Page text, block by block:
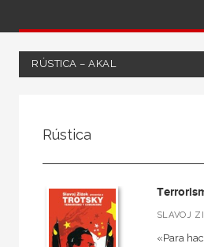
RÚSTICA – AKAL
Ciencias humanas y sociales
Historia
General
Rústica
SLAVOJ
«Para